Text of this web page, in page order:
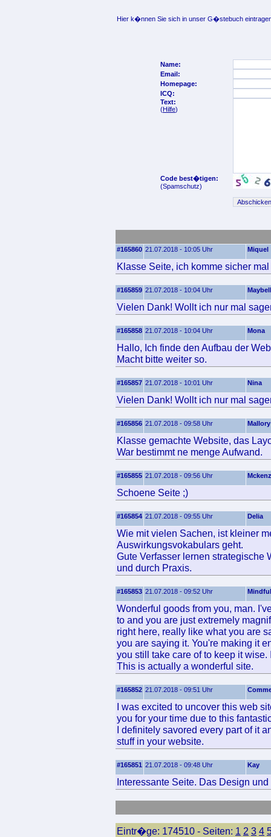
Hier k�nnen Sie sich in unser G�stebuch
Name:
Email:
Homepage:
ICQ:
Text:
(Hilfe)
Code best�tigen:
(Spamschutz)
#165860 21.07.2018 - 10:05 Uhr Miquel
Klasse Seite, ich komme sicher
#165859 21.07.2018 - 10:04 Uhr Maybell
Vielen Dank! Wollt ich nur mal
#165858 21.07.2018 - 10:04 Uhr Mona
Hallo, Ich finde den Aufbau der
Macht bitte weiter so.
#165857 21.07.2018 - 10:01 Uhr Nina
Vielen Dank! Wollt ich nur mal
#165856 21.07.2018 - 09:58 Uhr Mallory
Klasse gemachte Website, das
War bestimmt ne menge Aufwand.
#165855 21.07.2018 - 09:56 Uhr
Schoene Seite ;)
#165854 21.07.2018 - 09:55 Uhr Delia
Wie mit vielen Sachen, ist kleiner
Auswirkungsvokabulars geht.
Gute Verfasser lernen strategische
und durch Praxis.
#165853 21.07.2018 - 09:52 Uhr
Wonderful goods from you, man.
to and you are just extremely
right here, really like what you are
you are saying it. You're making it
you still take care of to keep it
This is actually a wonderful site.
#165852 21.07.2018 - 09:51 Uhr
I was excited to uncover this web
you for your time due to this
I definitely savored every part of it
stuff in your website.
#165851 21.07.2018 - 09:48 Uhr Kay
Interessante Seite. Das Design
Eintr�ge: 174510 - Seiten: 1 2 3 4